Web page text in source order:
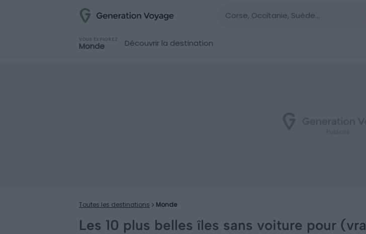
VOUS EXPLOREZ
Monde Découvrir la destination
Toutes les destinations Monde
Les 10 plus belles îles sans voiture pour